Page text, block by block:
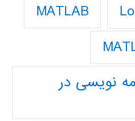
MATLAB
نویسی در